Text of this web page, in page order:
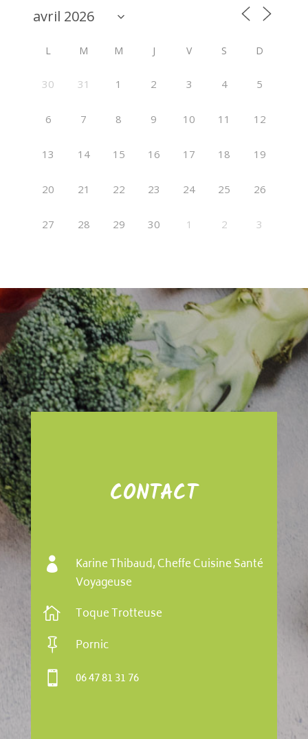
L M M J V S D
30 31 1 2 3 4 5
6 7 8 9 10 11 12
13 14 15 16 17 18 19
20 21 22 23 24 25 26
27 28 29 30 1 2 3
CONTACT

Karine Thibaud, Cheffe Cuisine Santé
Voyageuse
 Toque Trotteuse
 Pornic
 06 47 81 31 76